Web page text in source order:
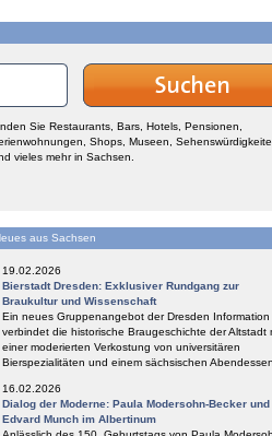
Sie Restaurants, Bars, Hotels, Pensionen,
Shops, Museen,
vieles mehr in Sachsen.
aus Sachsen
19.02.2026
Bierstadt Dresden: Exklusiver Rundgang zur
Braukultur und Wissenschaft
Ein neues Gruppenangebot der Dresden Information
verbindet die historische Braugeschichte der Altstadt
einer moderierten Verkostung von universitären
Bierspezialitäten und einem sächsischen Abendessen.
16.02.2026
Dialog der Moderne: Paula Modersohn-Becker und
Edvard Munch im Albertinum